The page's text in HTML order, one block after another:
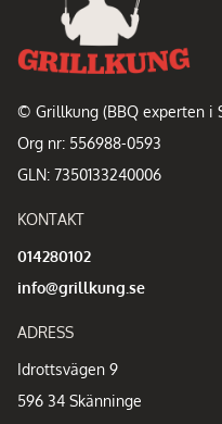
© Grillkung (BBQ experten i
Org nr: 556988-0593
GLN: 7350133240006
KONTAKT
014280102
info@grillkung.se
ADRESS
Idrottsvägen 9
596 34 Skänninge